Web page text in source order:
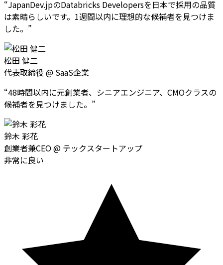
“JapanDev.jpのDatabricks Developersを日本で採用の品質
は素晴らしいです。1週間以内に理想的な候補者を見つけま
した。 ”
松田 健二
代表取締役 @ SaaS企業
“48時間以内に元創業者、シニアエンジニア、CMOクラスの
候補者を見つけました。 ”
鈴木 彩花
創業者兼CEO@ テックスタートアップ
非常に良い